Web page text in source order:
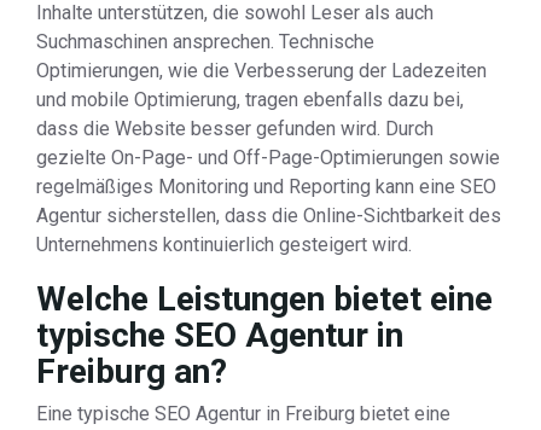
Inhalte unterstützen, die sowohl Leser als auch
Suchmaschinen ansprechen. Technische
Optimierungen, wie die Verbesserung der Ladezeiten
und mobile Optimierung, tragen ebenfalls dazu bei,
dass die Website besser gefunden wird. Durch
gezielte On-Page- und Off-Page-Optimierungen sowie
regelmäßiges Monitoring und Reporting kann eine SEO
Agentur sicherstellen, dass die Online-Sichtbarkeit des
Unternehmens kontinuierlich gesteigert wird.
Welche Leistungen bietet eine
typische SEO Agentur in
Freiburg an?
Eine typische SEO Agentur in Freiburg bietet eine